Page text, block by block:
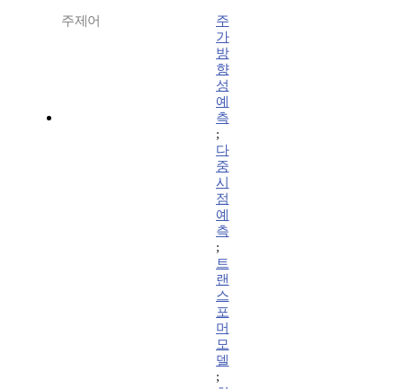
주제어
주
가
방
향
성
예
측
;
다
중
시
점
예
측
;
트
랜
스
포
머
모
델
;